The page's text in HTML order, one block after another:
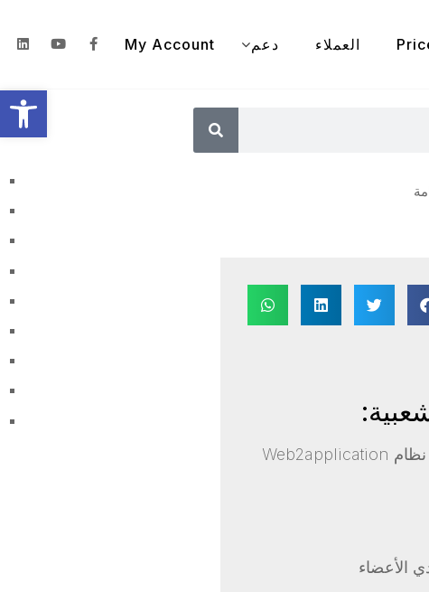
العملاء دعم My Account
مقدمة في نظام Web2application
الأعضاء